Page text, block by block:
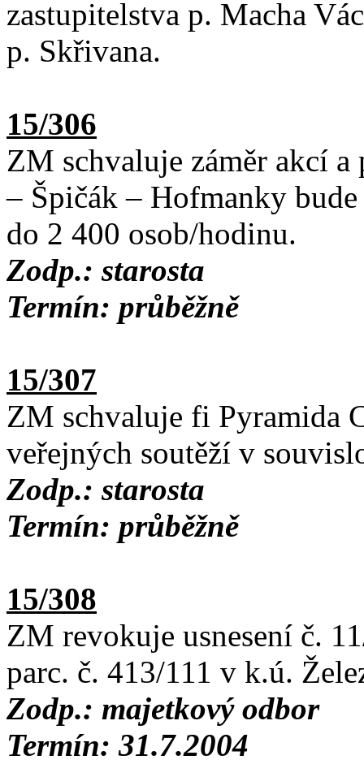
zastupitelstva p. Macha
p. Skřivana.
15/306
ZM schvaluje záměr akcí
– Špičák – Hofmanky
do 2 400 osob/hodinu.
Zodp.: starosta
Termín: průběžně
15/307
ZM schvaluje fi Pyramida
veřejných soutěží v
Zodp.: starosta
Termín: průběžně
15/308
ZM revokuje usnesení č.
parc. č. 413/111 v k.ú.
Zodp.: majetkový odbor
Termín: 31.7.2004